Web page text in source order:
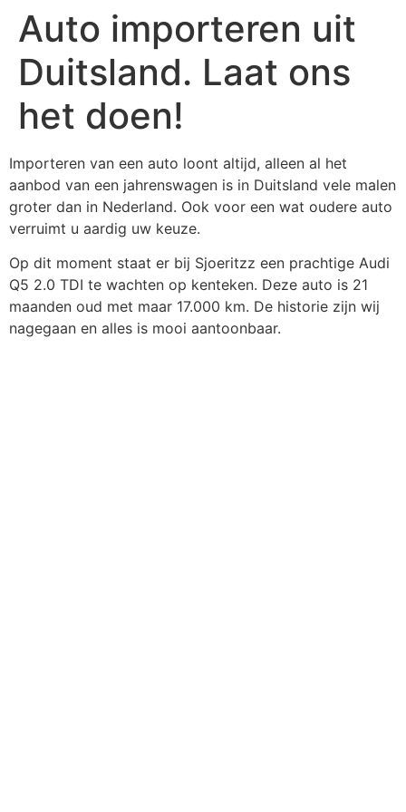
Auto importeren uit
Duitsland. Laat ons
het doen!
Importeren van een auto loont altijd, alleen al het
aanbod van een jahrenswagen is in Duitsland vele malen
groter dan in Nederland. Ook voor een wat oudere auto
verruimt u aardig uw keuze.
Op dit moment staat er bij Sjoeritzz een prachtige Audi
Q5 2.0 TDI te wachten op kenteken. Deze auto is 21
maanden oud met maar 17.000 km. De historie zijn wij
nagegaan en alles is mooi aantoonbaar.